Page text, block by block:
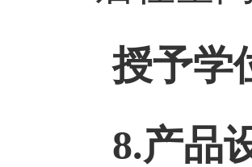
居住空
授予学